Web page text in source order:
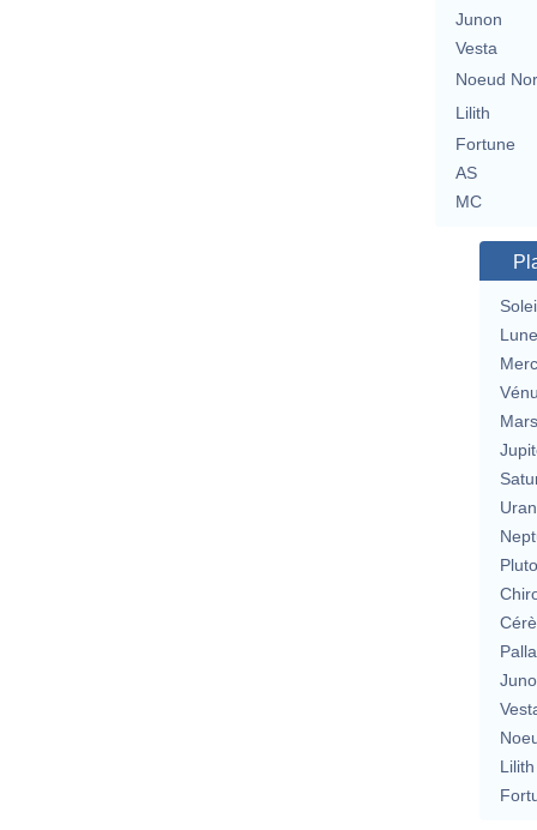
Junon
Vesta
Noeud
Lilith
Fortune
AS
MC
Lune
Mars
Lilith